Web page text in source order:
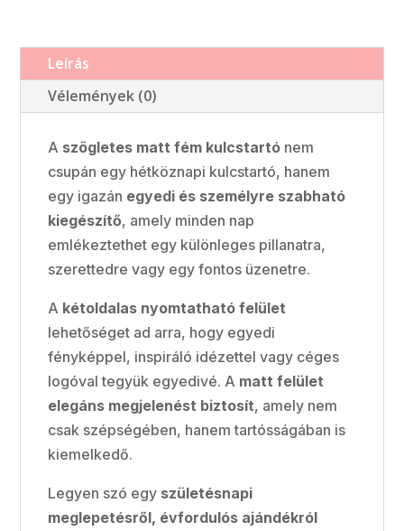
Leírás
Vélemények (0)
A szögletes matt fém kulcstartó nem
csupán egy hétköznapi kulcstartó, hanem
egy igazán egyedi és személyre szabható
kiegészítő, amely minden nap
emlékeztethet egy különleges pillanatra,
szerettedre vagy egy fontos üzenetre.
A kétoldalas nyomtatható felület
lehetőséget ad arra, hogy egyedi
fényképpel, inspiráló idézettel vagy céges
logóval tegyük egyedivé. A matt felület
elegáns megjelenést biztosít, amely nem
csak szépségében, hanem tartósságában is
kiemelkedő.
Legyen szó egy születésnapi
meglepetésről, évfordulós ajándékról